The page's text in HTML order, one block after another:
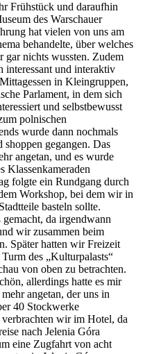
Frühstück und daraufhin
des Warschauer
hat vielen von uns am
behandelte, über welches
gar nichts wussten. Zudem
und interaktiv
in Kleingruppen,
Parlament, in dem sich
und selbstbewusst
polnischen
wurde dann nochmals
gegangen. Das
angetan, und es wurde
Klassenkameraden
folgte ein Rundgang durch
Workshop, bei dem wir in
basteln sollte.
da irgendwann
wir zusammen beim
Später hatten wir Freizeit
des „Kulturpalasts“
von oben zu betrachten.
allerdings hatte es mir
angetan, der uns in
40 Stockwerke
wir im Hotel, da
nach Jelenia Góra
eine Zugfahrt von acht